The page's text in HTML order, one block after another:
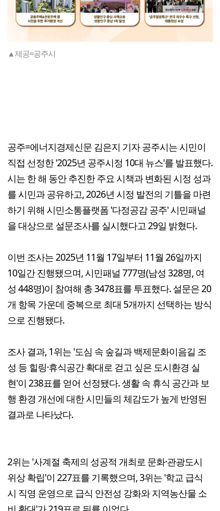
▲제공=공주시
공주=에너지경제신문 김은지 기자 공주시는 시민이
직접 선정한 '2025년 공주시정 10대 뉴스'를 발표했다.
시는 한 해 동안 추진한 주요 시책과 변화된 시정 성과
를 시민과 공유하고, 2026년 시정 발전의 기틀을 마련
하기 위해 시민소통플랫폼 '다정공감 공주' 시민패널
을 대상으로 설문조사를 실시했다고 29일 밝혔다.
이번 조사는 2025년 11월 17일부터 11월 26일까지
10일간 진행됐으며, 시민패널 777명(남성 328명, 여
성 448명)이 참여해 총 3478표를 투표했다. 설문은 20
개 항목 가운데 중복으로 최대 5개까지 선택하는 방식
으로 진행됐다.
조사 결과, 1위는 '도심 속 숲길과 백제문화이음길 조
성 등 힐링·휴식공간 확대로 걷고 싶은 도시환경 실
현'이 238표를 얻어 선정됐다. 생활 속 휴식 공간과 보
행 환경 개선에 대한 시민들의 체감도가 높게 반영된
결과로 나타났다.
2위는 '사계절 축제의 성공적 개최로 문화·관광도시
위상 확립'이 227표를 기록했으며, 3위는 '학교 급식
시 직영 운영으로 급식 안전성 강화와 지역농산물 소